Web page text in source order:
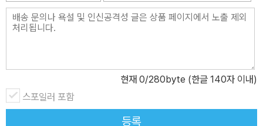
는, 예전과 확연히 대비되는 단순한 삶을 스스로 선택해 꾸려간다. 그
러나 오히려 그런 삶에서 도시에 있을 땐 경험해보지 못한 다양한 충
니다.”(티냐) “내 시간과 존재를 희생하기보다는 없어도 그만인 사치
스러움과 안락함을 희생하는 것이 더 좋았습니다.”(바니) “우리에게
인생은 단 한 번뿐이고, 저는 자신의 본능에 따라 사는 것이 중요하다
현재 0/280byte (한글 140자 이내)
스포일러 포함
등록